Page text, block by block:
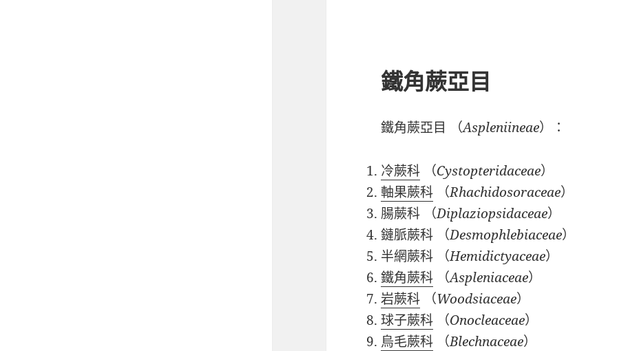
鐵角蕨亞目
鐵角蕨亞目 （Aspleniineae）：
冷蕨科 （Cystopteridaceae）
軸果蕨科 （Rhachidosoraceae）
腸蕨科 （Diplaziopsidaceae）
鏈脈蕨科 （Desmophlebiaceae）
半網蕨科 （Hemidictyaceae）
鐵角蕨科 （Aspleniaceae）
岩蕨科 （Woodsiaceae）
球子蕨科 （Onocleaceae）
烏毛蕨科 （Blechnaceae）